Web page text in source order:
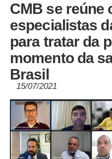
CMB se reúne
especialistas
para tratar da
momento da
Brasil
15/07/2021